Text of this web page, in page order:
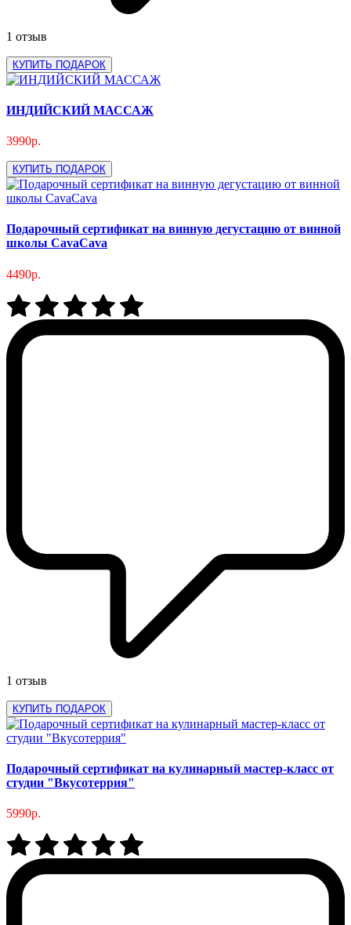
1 отзыв
КУПИТЬ ПОДАРОК
ИНДИЙСКИЙ МАССАЖ
3990р.
КУПИТЬ ПОДАРОК
Подарочный сертификат на винную дегустацию от винной
школы CavaCava
4490р.
1 отзыв
КУПИТЬ ПОДАРОК
Подарочный сертификат на кулинарный мастер-класс от
студии "Вкусотеррия"
5990р.